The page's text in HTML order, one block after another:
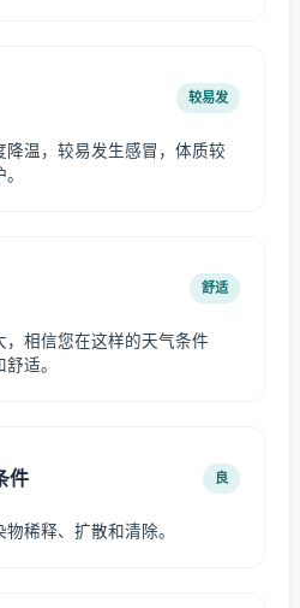
较易发
温，较易发生感冒，体质较
舒适
，相信您在这样的天气条件
适。
件 良
稀释、扩散和清除。